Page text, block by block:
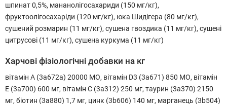
шпинат 0,5%, мананолігосахариди (150 мг/кг),
фруктоолігосахаріди (120 мг/кг), юка Шидігера (80 мг/кг),
сушений розмарин (11 мг/кг), сушена гвоздика (11 мг/кг), сушені
цитрусові (11 мг/кг), сушена куркума (11 мг/кг)
Харчові фізіологічні добавки на кг
вітамін А (3a672a) 20000 МО, вітамін D3 (3a671) 850 МО, вітамін
E (3a700) 600 мг, вітамін C (3a312) 250 мг, таурин (3a370) 2150
мг, біотин (3a880) 1,7 мг, цинк (3b606) 140 мг, марганець (3b504)